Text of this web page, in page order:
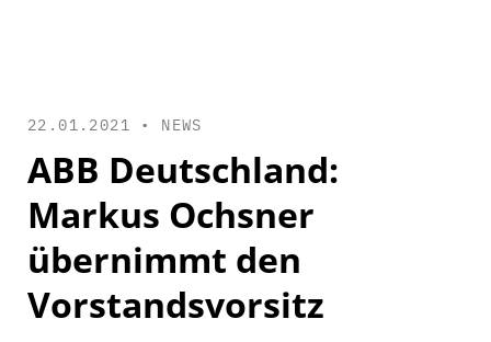
22.01.2021 • NEWS
ABB Deutschland:
Markus Ochsner
übernimmt den
Vorstandsvorsitz